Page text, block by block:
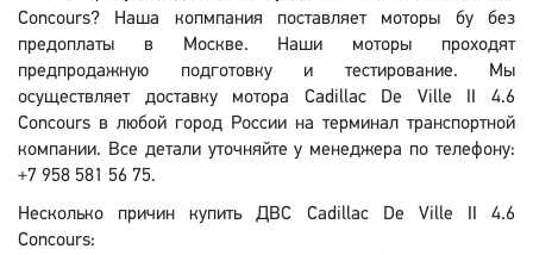
Concours? Наша копмпания поставляет моторы бу без
предоплаты в Москве. Наши моторы проходят
предпродажную подготовку и тестирование. Мы
осуществляет доставку мотора Cadillac De Ville II 4.6
Concours в любой город России на терминал транспортной
компании. Все детали уточняйте у менеджера по телефону:
+7 958 581 56 75.
Несколько причин купить ДВС Cadillac De Ville II 4.6
Concours: